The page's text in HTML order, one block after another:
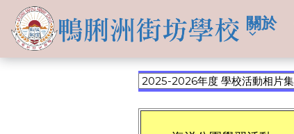
關於